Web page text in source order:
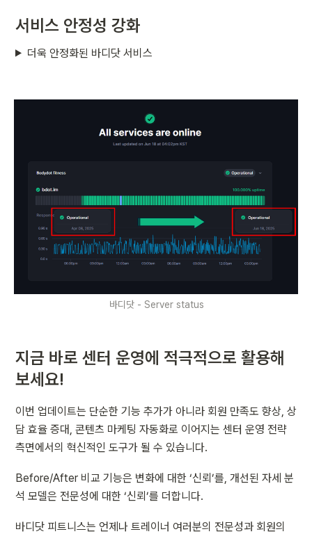
서비스 안정성 강화
더욱 안정화된 바디닷 서비스
바디닷 - Server status
지금 바로 센터 운영에 적극적으로 활용해
보세요!
이번 업데이트는 단순한 기능 추가가 아니라 회원 만족도 향상, 상
담 효율 증대, 콘텐츠 마케팅 자동화로 이어지는 센터 운영 전략
측면에서의 혁신적인 도구가 될 수 있습니다.
Before/After 비교 기능은 변화에 대한 ‘신뢰’를, 개선된 자세 분
석 모델은 전문성에 대한 ‘신뢰’를 더합니다.
바디닷 피트니스는 언제나 트레이너 여러분의 전문성과 회원의